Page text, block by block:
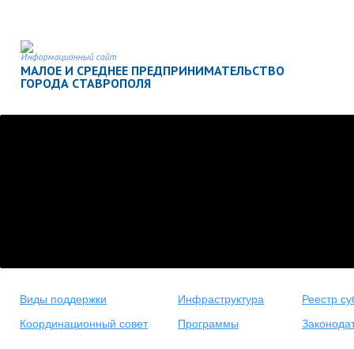
Информационный сайт
МАЛОЕ И СРЕДНЕЕ ПРЕДПРИНИМАТЕЛЬСТВО
ГОРОДА СТАВРОПОЛЯ
Виды поддержки Инфраструктура
Реестр
Координационный совет
Программы